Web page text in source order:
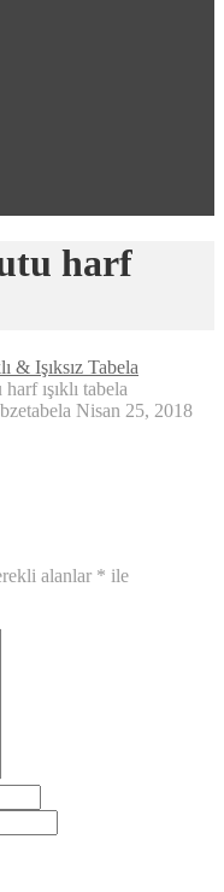
harf
& Işıksız Tabela
ışıklı tabela
Nisan 25, 2018
alanlar * ile